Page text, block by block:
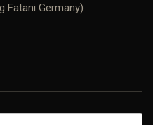
Fatani Germany)